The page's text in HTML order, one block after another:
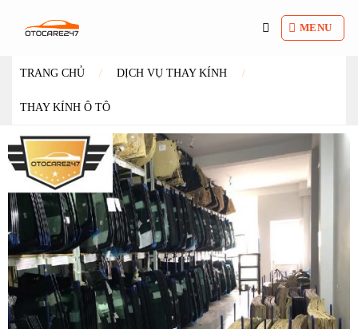
dung
MENU
TRANG CHỦ / DỊCH VỤ THAY KÍNH /
THAY KÍNH Ô TÔ